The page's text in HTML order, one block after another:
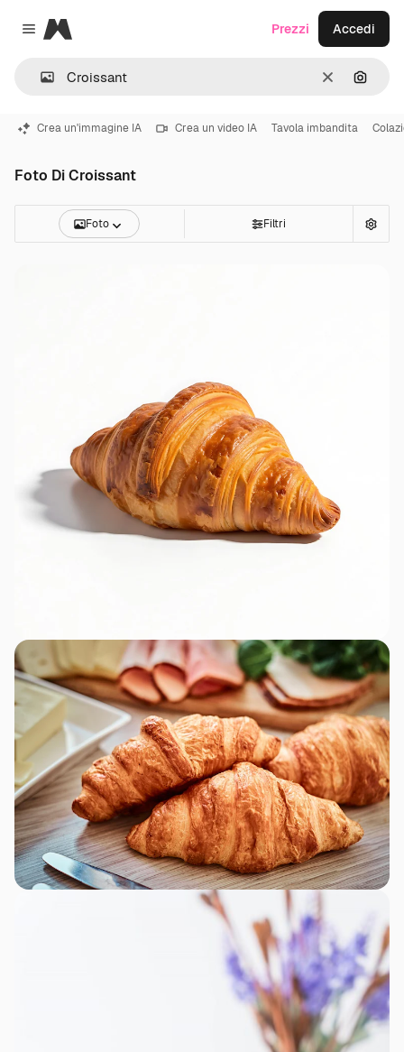
Close menu
Magnific
CancellaCerca
Prezzi Accedi
Crea un'immagine IA Crea un video IA Tavola imbandita
Foto Di Croissant
Foto Filtri